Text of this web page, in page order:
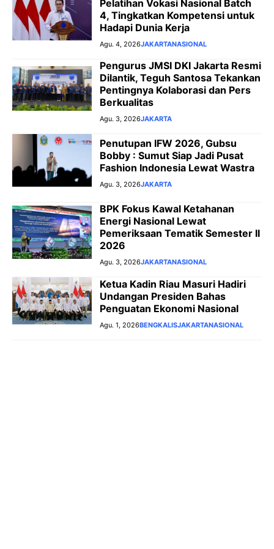
Pelatihan Vokasi Nasional Batch
4, Tingkatkan Kompetensi untuk
Hadapi Dunia Kerja
Agu. 4, 2026JAKARTANASIONAL
Pengurus JMSI DKI Jakarta Resmi
Dilantik, Teguh Santosa Tekankan
Pentingnya Kolaborasi dan Pers
Berkualitas
Agu. 3, 2026JAKARTA
Penutupan IFW 2026, Gubsu
Bobby : Sumut Siap Jadi Pusat
Fashion Indonesia Lewat Wastra
Agu. 3, 2026JAKARTA
BPK Fokus Kawal Ketahanan
Energi Nasional Lewat
Pemeriksaan Tematik Semester II
2026
Agu. 3, 2026JAKARTANASIONAL
Ketua Kadin Riau Masuri Hadiri
Undangan Presiden Bahas
Penguatan Ekonomi Nasional
Agu. 1, 2026BENGKALISJAKARTANASIONAL